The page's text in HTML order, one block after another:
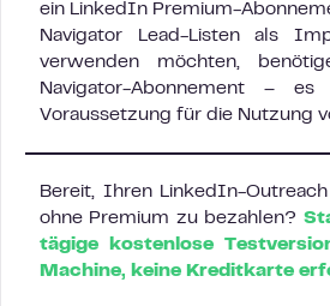
ein LinkedIn Premium-
Navigator Lead-Listen als
verwenden möchten,
Navigator-Abonnement –
Voraussetzung für die Nutzung
Bereit, Ihren LinkedIn-
ohne Premium zu bezahlen?
tägige kostenlose
Machine, keine Kreditkarte